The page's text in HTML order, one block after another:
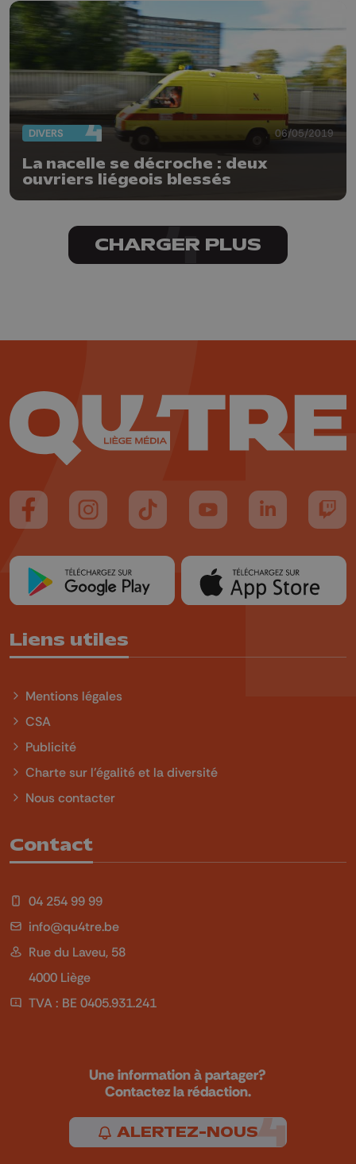
DIVERS 06/05/2019
La nacelle se décroche : deux
ouvriers liégeois blessés
CHARGER PLUS
Suivez-nous sur FaceBook
Suivez-nous sur Instagram
Suivez-nous sur TikTok
Suivez-nous sur YouTube
Suivez-nous
Liens utiles
Mentions légales
CSA
Publicité
Charte sur l'égalité et la diversité
Nous contacter
Contact
04 254 99 99
info@qu4tre.be
Rue du Laveu, 58
4000 Liège
TVA : BE 0405.931.241
Une information à partager?
Contactez la rédaction.
ALERTEZ-NOUS